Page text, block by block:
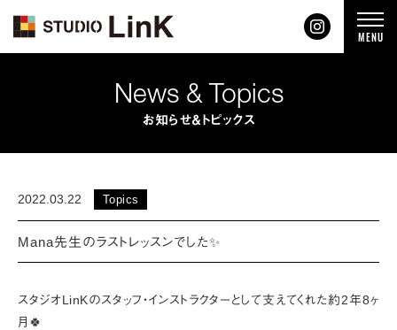
t
o
g
n
MENU
News & Topics
お知らせ＆トピックス
2022.03.22 Topics
Mana先生のラストレッスンでした✨
スタジオLinKのスタッフ・インストラクターとして支えてくれた約2年8ヶ
月🍀